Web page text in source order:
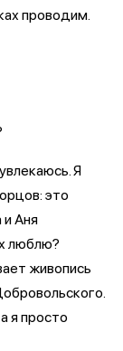
проводим.
Я
это
Аня
люблю?
живопись
я просто